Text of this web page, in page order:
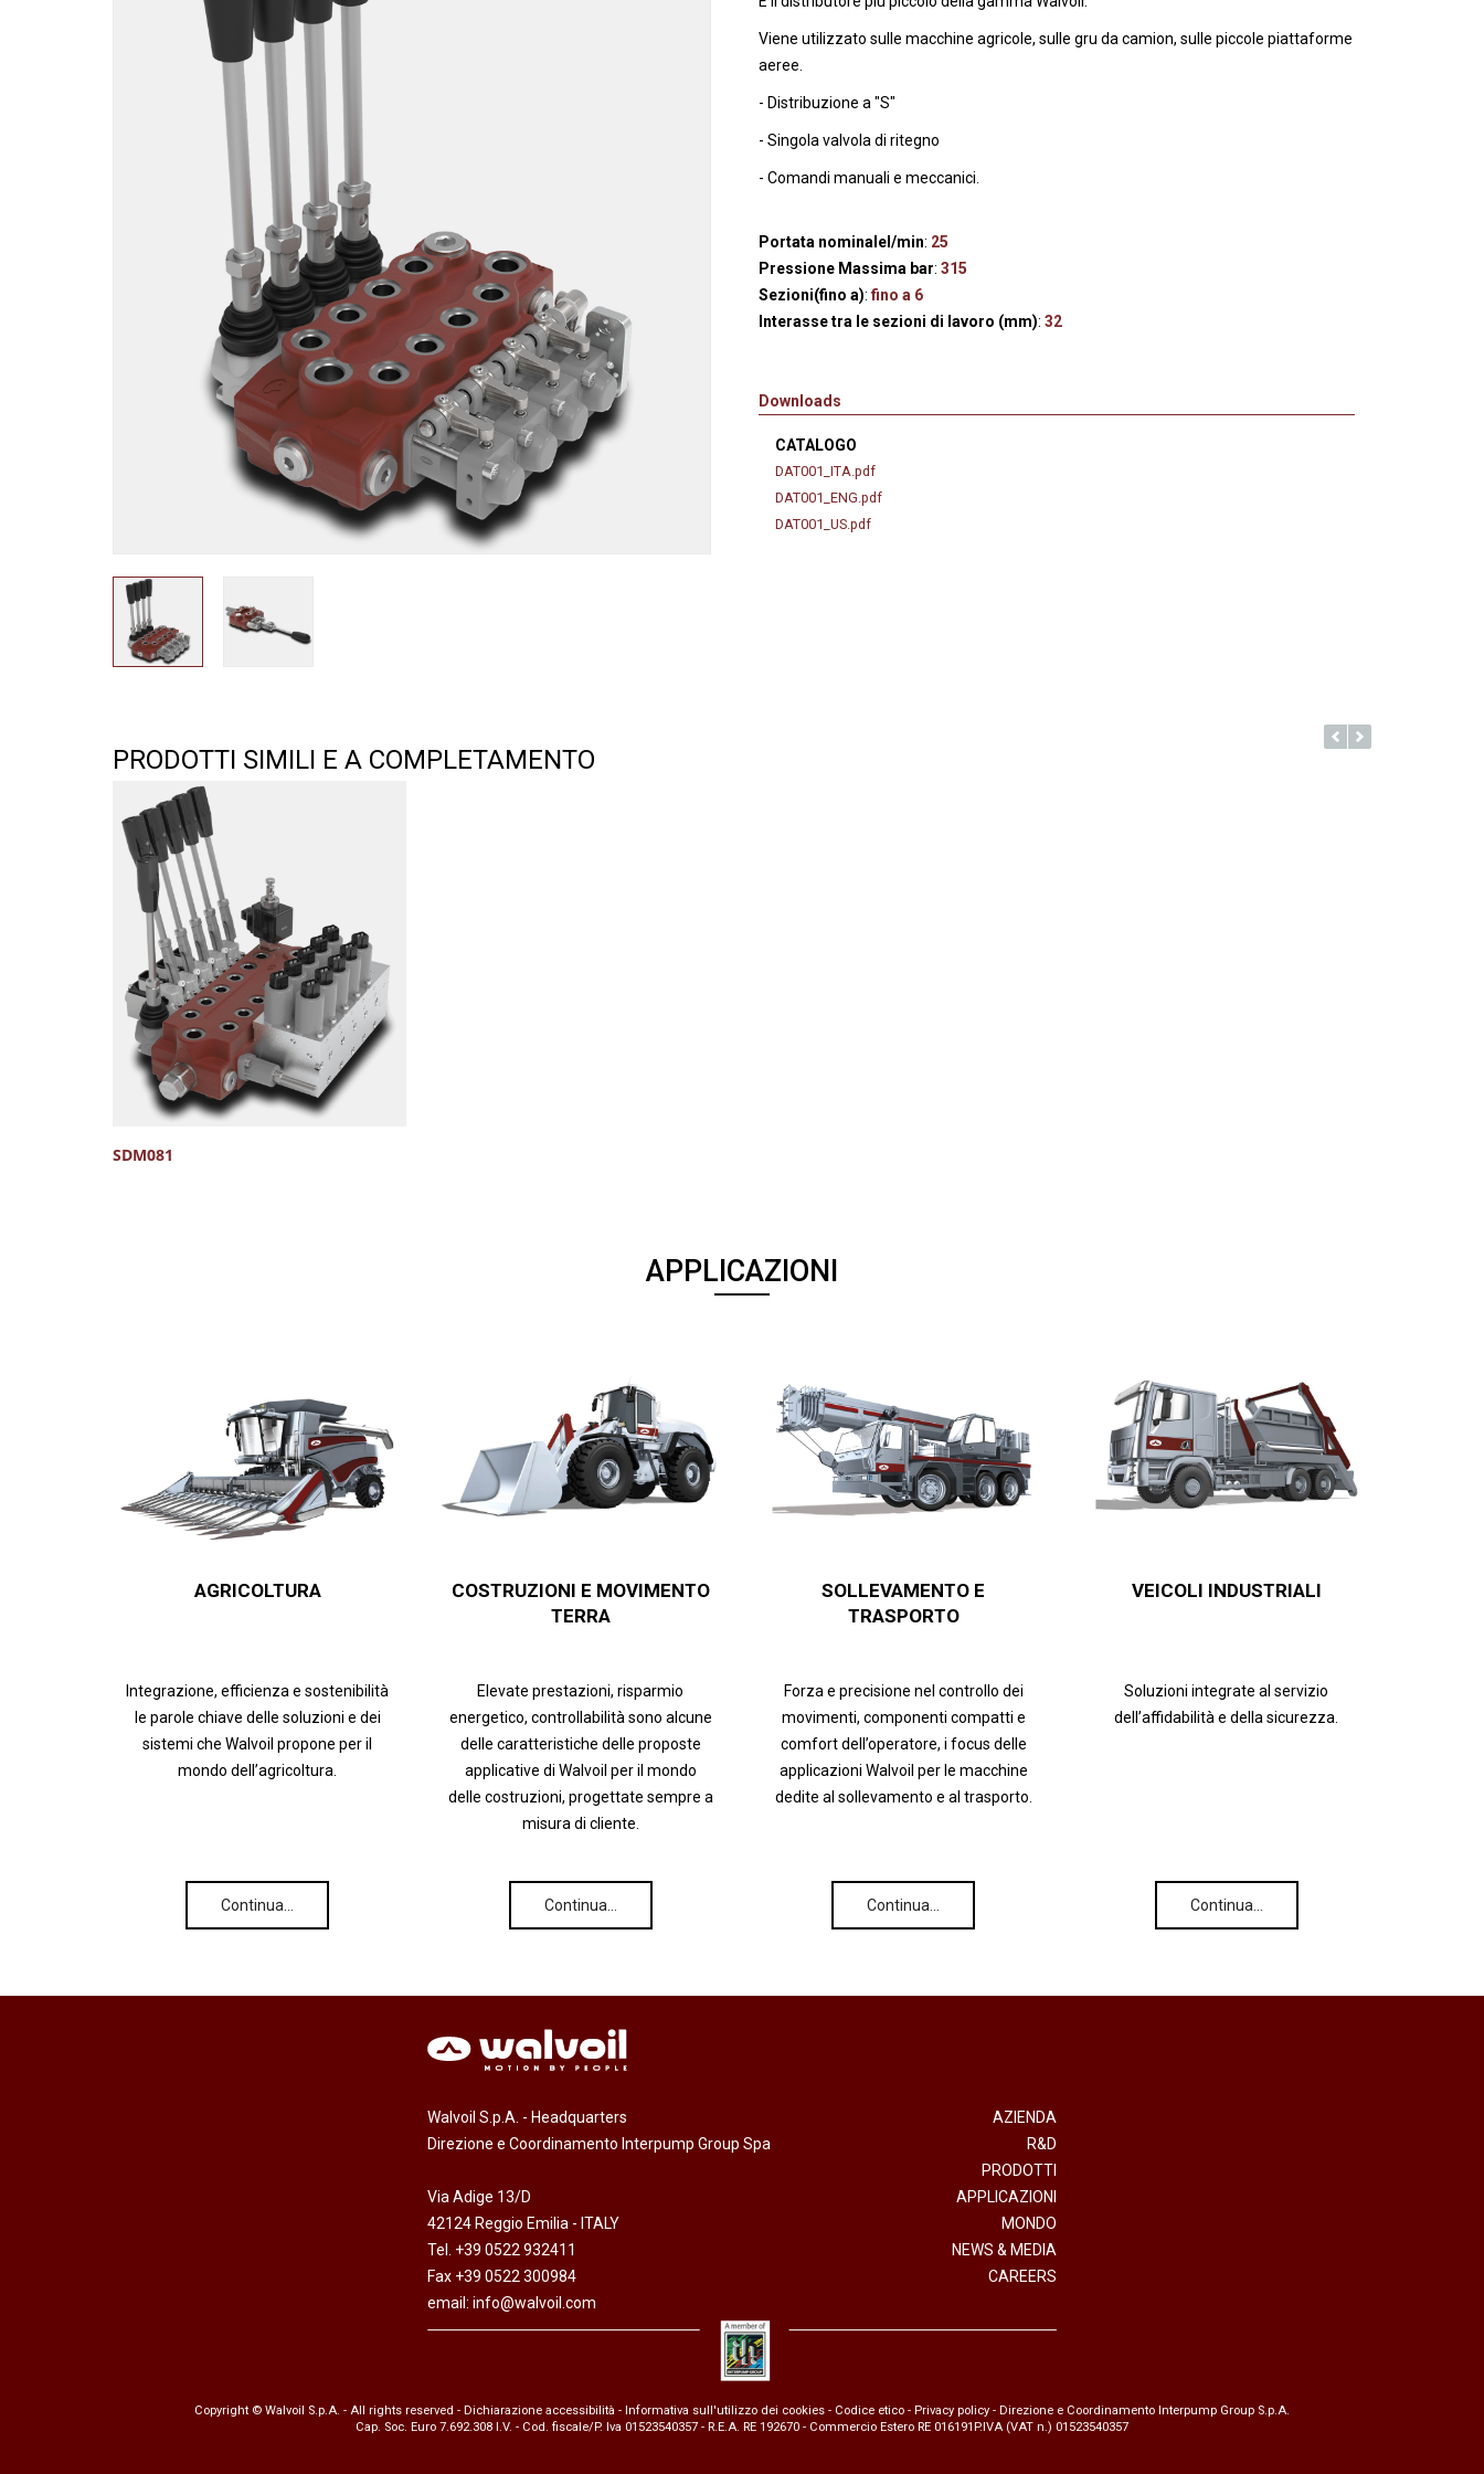
Unità di alimentazione
Servocomandi meccanici a
Viene utilizzato sulle macchine agricole, sulle gru da camion, sulle piccole piattaforme
aeree.
- Distribuzione a "S"
- Singola valvola di ritegno
- Comandi manuali e meccanici.
Portata nominalel/min: 25
Pressione Massima bar: 315
Sezioni(fino a): fino a 6
Interasse tra le sezioni di lavoro (mm): 32
Downloads
CATALOGO
DAT001_ITA.pdf
DAT001_ENG.pdf
DAT001_US.pdf
PRODOTTI SIMILI E A COMPLETAMENTO
SDM081
APPLICAZIONI
AGRICOLTURA
Integrazione, efficienza e sostenibilità
le parole chiave delle soluzioni e dei
sistemi che Walvoil propone per il
mondo dell’agricoltura.
Continua…
COSTRUZIONI E MOVIMENTO
TERRA
Elevate prestazioni, risparmio
energetico, controllabilità sono alcune
delle caratteristiche delle proposte
applicative di Walvoil per il mondo
delle costruzioni, progettate sempre a
misura di cliente.
Continua…
SOLLEVAMENTO E
TRASPORTO
Forza e precisione nel controllo dei
movimenti, componenti compatti e
comfort dell’operatore, i focus delle
applicazioni Walvoil per le macchine
dedite al sollevamento e al trasporto.
Continua…
VEICOLI INDUSTRIALI
Soluzioni integrate al servizio
dell’affidabilità e della sicurezza.
Continua…
Walvoil S.p.A. - Headquarters
Direzione e Coordinamento Interpump Group Spa
Via Adige 13/D
42124 Reggio Emilia - ITALY
Tel. +39 0522 932411
Fax +39 0522 300984
email: info@walvoil.com
AZIENDA
R&D
PRODOTTI
APPLICAZIONI
MONDO
NEWS & MEDIA
CAREERS
Copyright © Walvoil S.p.A. - All rights reserved - Dichiarazione accessibilità - Informativa sull'utilizzo dei cookies - Codice etico - Privacy policy - Direzione e Coordinamento Interpump Group S.p.A.
Cap. Soc. Euro 7.692.308 I.V. - Cod. fiscale/P. Iva 01523540357 - R.E.A. RE 192670 - Commercio Estero RE 016191P.IVA (VAT n.) 01523540357